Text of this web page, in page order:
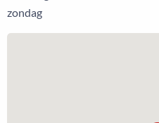
zondag